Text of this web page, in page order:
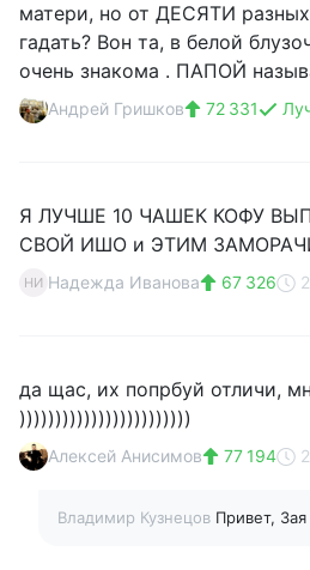
матери, но от ДЕСЯТИ
гадать? Вон та, в белой
очень знакома . ПАПОЙ
Андрей Гришков 72 331
Я ЛУЧШЕ 10 ЧАШЕК КОФУ
СВОЙ ИШО и ЭТИМ
НИ Надежда Иванова 67 326
да щас, их попрбуй отличи,
))))))))))))))))))))))))
Алексей Анисимов 77 194
Владимир Кузнецов Привет, Зая